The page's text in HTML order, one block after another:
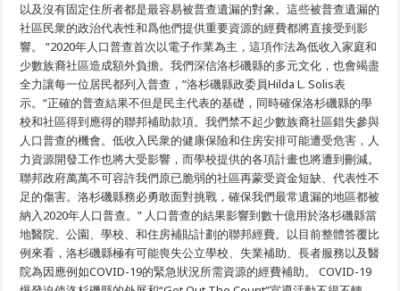
以及沒有固定住所者都是最容易被普查遺漏的對象。這些被普查遺漏的
社區民衆的政治代表性和爲他們提供重要資源的經費都將直接受到影
響。 “2020年人口普查首次以電子作業為主，這項作法為低收入家庭和
少數族裔社區造成額外負擔。我們深信洛杉磯縣的多元文化，也會竭盡
全力讓每一位居民都列入普查，”洛杉磯縣政委員Hilda L. Solis表
示。“正確的普查結果不但是民主代表的基礎，同時確保洛杉磯縣的學
校和社區得到應得的聯邦補助款項。我們禁不起少數族裔社區錯失參與
人口普查的機會。低收入民衆的健康保險和住房安排可能遭受危害，人
力資源開發工作也將大受影響，而學校提供的各項計畫也將遭到刪減。
聯邦政府萬萬不可容許我們原已脆弱的社區再蒙受資金短缺、代表性不
足的傷害。洛杉磯縣務必勇敢面對挑戰，確保我們最常遺漏的地區都被
納入2020年人口普查。” 人口普查的結果影響到數十億用於洛杉磯縣當
地醫院、公園、學校、和住房補貼計劃的聯邦經費。以目前整體答覆比
例來看，洛杉磯縣極有可能喪失公立學校、失業補助、長者服務以及醫
院為因應例如COVID-19的緊急狀況所需資源的經費補助。 COVID-19